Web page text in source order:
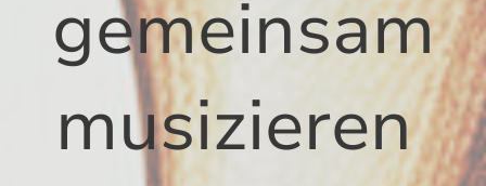
gemeinsam
musizieren